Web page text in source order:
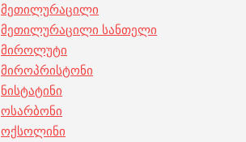
მეთილურაცილი
მეთილურაცილი სანთელი
მიროლუტი
მიროპრისტონი
ნისტატინი
ოსარბონი
ოქსოლინი